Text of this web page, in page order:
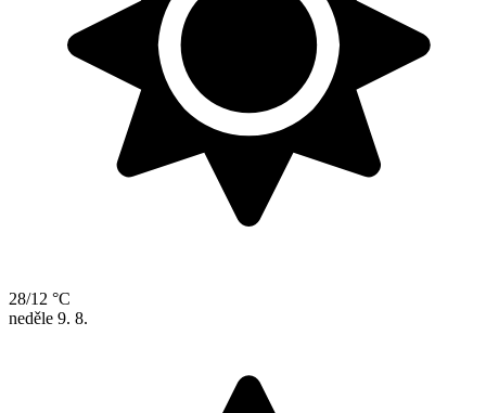
28/12 °C
neděle 9. 8.